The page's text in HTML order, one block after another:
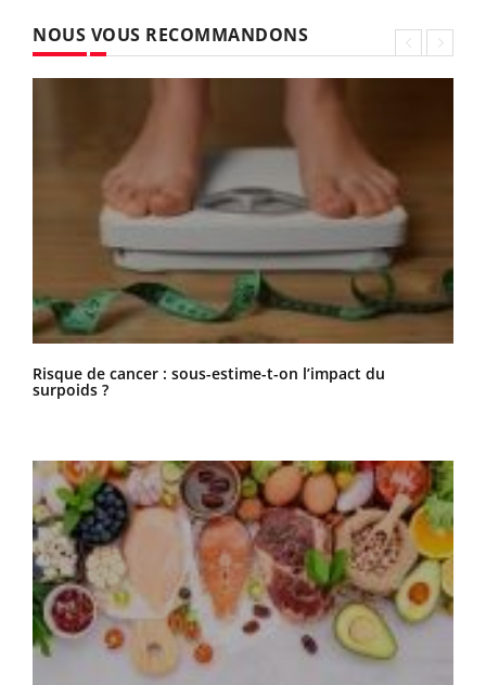
NOUS VOUS RECOMMANDONS
Risque de cancer : sous-estime-t-on l’impact du
surpoids ?